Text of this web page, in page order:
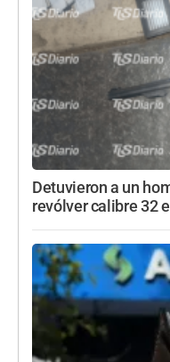
Detuvieron a un
revólver calibre 32